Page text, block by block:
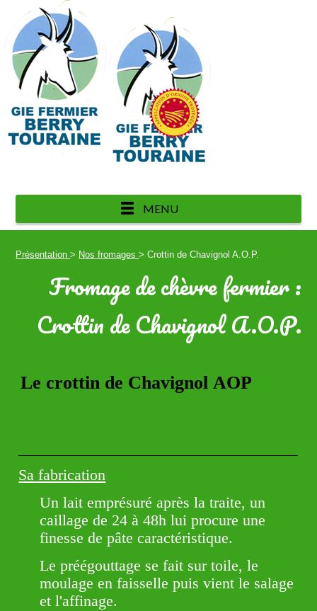
MENU
Présentation> Nos fromages> Crottin de Chavignol A.O.P.
Fromage de chèvre fermier :
Crottin de Chavignol A.O.P.
Le crottin de Chavignol AOP
Sa fabrication
Un lait emprésuré après la traite, un
caillage de 24 à 48h lui procure une
finesse de pâte caractéristique.
Le préégouttage se fait sur toile, le
moulage en faisselle puis vient le salage
et l'affinage.